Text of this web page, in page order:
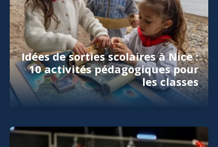
Idées de sorties scolaires à Nice :
10 activités pédagogiques pour
les classes